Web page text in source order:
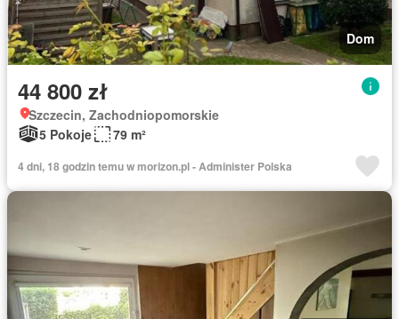
Dom
44 800 zł
Szczecin, Zachodniopomorskie
5 Pokoje
79 m²
4 dni, 18 godzin temu w morizon.pl - Administer Polska